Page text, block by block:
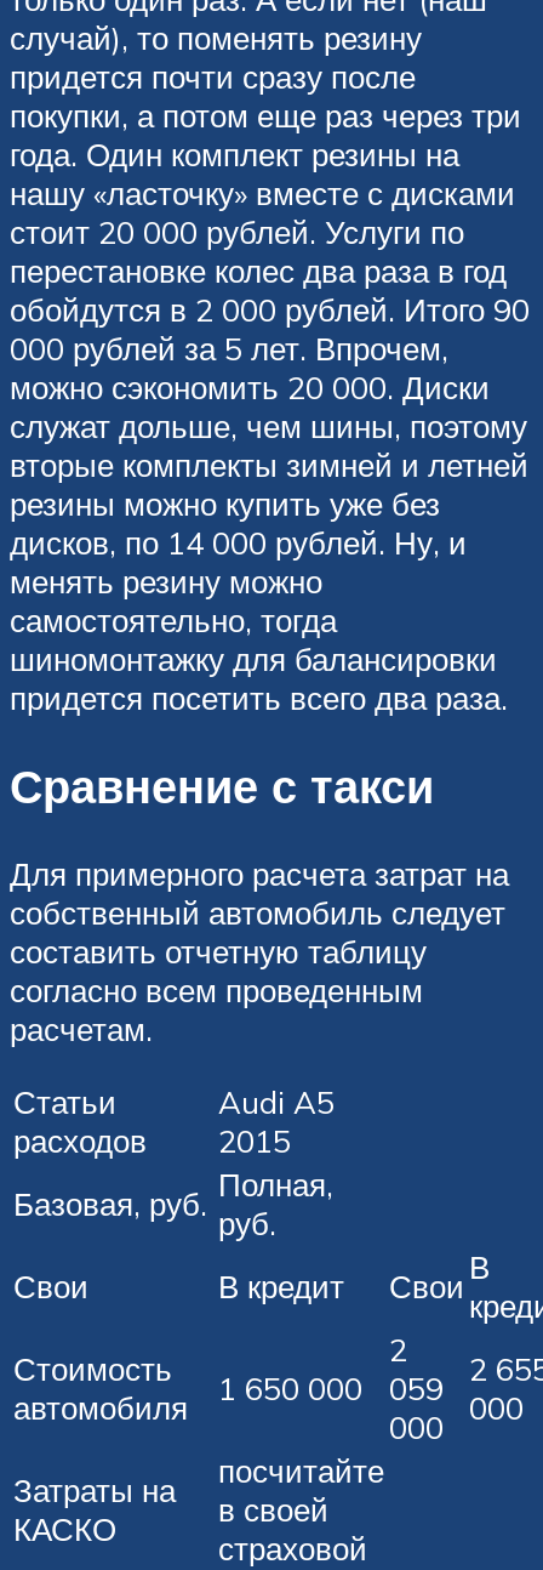
случай), то поменять резину
придется почти сразу после
покупки, а потом еще раз через три
года. Один комплект резины на
нашу «ласточку» вместе с дисками
стоит 20 000 рублей. Услуги по
перестановке колес два раза в год
обойдутся в 2 000 рублей. Итого 90
000 рублей за 5 лет. Впрочем,
можно сэкономить 20 000. Диски
служат дольше, чем шины, поэтому
вторые комплекты зимней и летней
резины можно купить уже без
дисков, по 14 000 рублей. Ну, и
менять резину можно
самостоятельно, тогда
шиномонтажку для балансировки
придется посетить всего два раза.
Сравнение с такси
Для примерного расчета затрат на
собственный автомобиль следует
составить отчетную таблицу
согласно всем проведенным
расчетам.
Статьи
расходов
Audi A5
2015
Базовая, руб. Полная,
руб.
Свои
В кредит Свои В
Стоимость
автомобиля
1 650 000
2
059
000
2
000
Затраты на
КАСКО
посчитайте
в своей
страховой